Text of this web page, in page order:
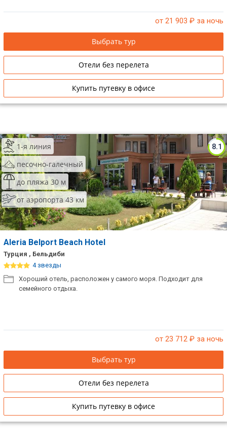
от 21 903 ₽ за ночь
Выбрать тур
Отели без перелета
Купить путевку в офисе
8.1
1-я линия
песочно-галечный
до пляжа 30 м
от аэропорта 43 км
Aleria Belport Beach Hotel
Турция , Бельдиби
4 звезды
Хороший отель, расположен у самого моря. Подходит для
семейного отдыха.
от 23 712 ₽ за ночь
Выбрать тур
Отели без перелета
Купить путевку в офисе